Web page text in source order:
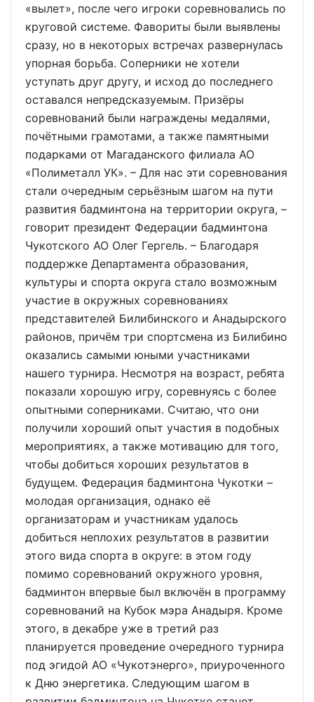
«вылет», после чего игроки соревновались по
круговой системе. Фавориты были выявлены
сразу, но в некоторых встречах развернулась
упорная борьба. Соперники не хотели
уступать друг другу, и исход до последнего
оставался непредсказуемым. Призёры
соревнований были награждены медалями,
почётными грамотами, а также памятными
подарками от Магаданского филиала АО
«Полиметалл УК». – Для нас эти соревнования
стали очередным серьёзным шагом на пути
развития бадминтона на территории округа, –
говорит президент Федерации бадминтона
Чукотского АО Олег Гергель. – Благодаря
поддержке Департамента образования,
культуры и спорта округа стало возможным
участие в окружных соревнованиях
представителей Билибинского и Анадырского
районов, причём три спортсмена из Билибино
оказались самыми юными участниками
нашего турнира. Несмотря на возраст, ребята
показали хорошую игру, соревнуясь с более
опытными соперниками. Считаю, что они
получили хороший опыт участия в подобных
мероприятиях, а также мотивацию для того,
чтобы добиться хороших результатов в
будущем. Федерация бадминтона Чукотки –
молодая организация, однако её
организаторам и участникам удалось
добиться неплохих результатов в развитии
этого вида спорта в округе: в этом году
помимо соревнований окружного уровня,
бадминтон впервые был включён в программу
соревнований на Кубок мэра Анадыря. Кроме
этого, в декабре уже в третий раз
планируется проведение очередного турнира
под эгидой АО «Чукотэнерго», приуроченного
к Дню энергетика. Следующим шагом в